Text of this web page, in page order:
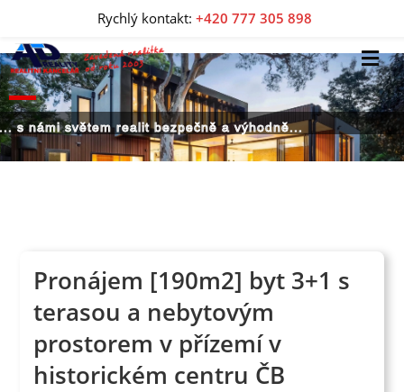
s námi světem realit bezpečně a výhodně...
Pronájem [190m2] byt 3+1 s
terasou a nebytovým
prostorem v přízemí v
historickém centru ČB
Rychlý kontakt: +420 777 305 898